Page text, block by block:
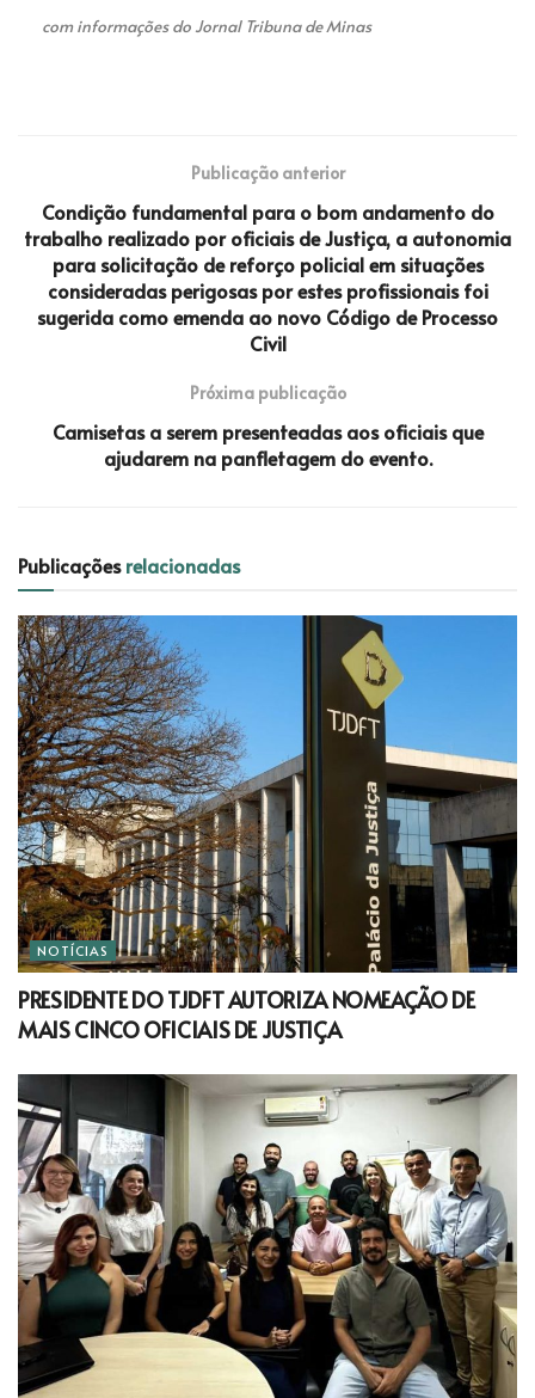
com informações do Jornal Tribuna de Minas
Publicação anterior
Condição fundamental para o bom andamento do
trabalho realizado por oficiais de Justiça, a autonomia
para solicitação de reforço policial em situações
consideradas perigosas por estes profissionais foi
sugerida como emenda ao novo Código de Processo
Civil
Próxima publicação
Camisetas a serem presenteadas aos oficiais que
ajudarem na panfletagem do evento.
Publicaçõesrelacionadas
NOTÍCIAS
PRESIDENTE DO TJDFT AUTORIZA NOMEAÇÃO DE
MAIS CINCO OFICIAIS DE JUSTIÇA